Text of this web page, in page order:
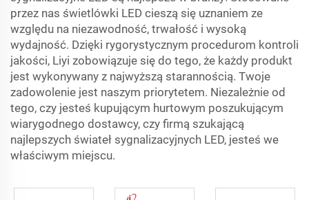
przez nas świetlówki LED cieszą się uznaniem ze
względu na niezawodność, trwałość i wysoką
wydajność. Dzięki rygorystycznym procedurom kontroli
jakości, Liyi zobowiązuje się do tego, że każdy produkt
jest wykonywany z najwyższą starannością. Twoje
zadowolenie jest naszym priorytetem. Niezależnie od
tego, czy jesteś kupującym hurtowym poszukującym
wiarygodnego dostawcy, czy firmą szukającą
najlepszych świateł sygnalizacyjnych LED, jesteś we
właściwym miejscu.